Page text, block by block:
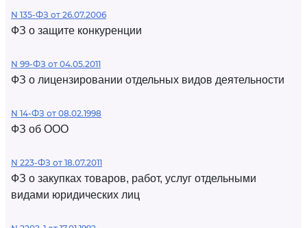
N 135-ФЗ от 26.07.2006
ФЗ о защите конкуренции
N 99-ФЗ от 04.05.2011
ФЗ о лицензировании отдельных видов деятельности
N 14-ФЗ от 08.02.1998
ФЗ об ООО
N 223-ФЗ от 18.07.2011
ФЗ о закупках товаров, работ, услуг отдельными
видами юридических лиц